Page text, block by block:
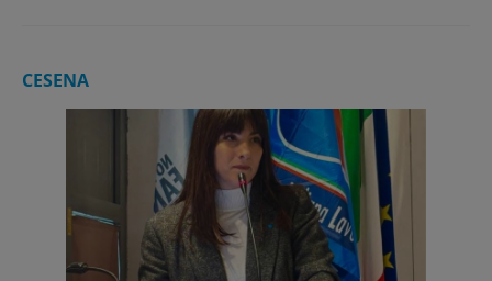
CESENA